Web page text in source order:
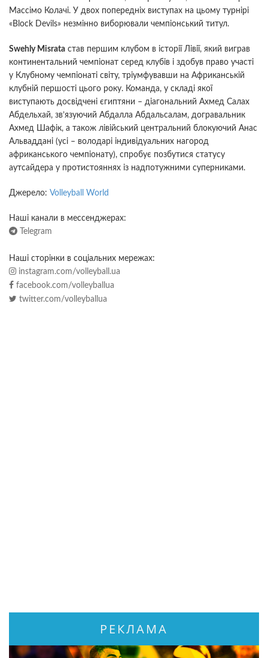
Массімо Колачі. У двох попередніх виступах на цьому турнірі
«Block Devils» незмінно виборювали чемпіонський титул.
Swehly Misrata став першим клубом в історії Лівії, який виграв
континентальний чемпіонат серед клубів і здобув право участі
у Клубному чемпіонаті світу, тріумфувавши на Африканській
клубній першості цього року. Команда, у складі якої
виступають досвідчені єгиптяни – діагональний Ахмед Салах
Абдельхай, зв’язуючий Абдалла Абдальсалам, догравальник
Ахмед Шафік, а також лівійський центральний блокуючий Анас
Альваддані (усі – володарі індивідуальних нагород
африканського чемпіонату), спробує позбутися статусу
аутсайдера у протистояннях із надпотужними суперниками.
Джерело: Volleyball World
Наші канали в мессенджерах:
Telegram
Наші сторінки в соціальних мережах:
instagram.com/volleyball.ua
facebook.com/volleyballua
twitter.com/volleyballua
РЕКЛАМА